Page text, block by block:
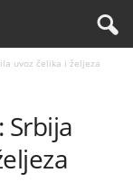
uvoz čelika i željeza
Srbija